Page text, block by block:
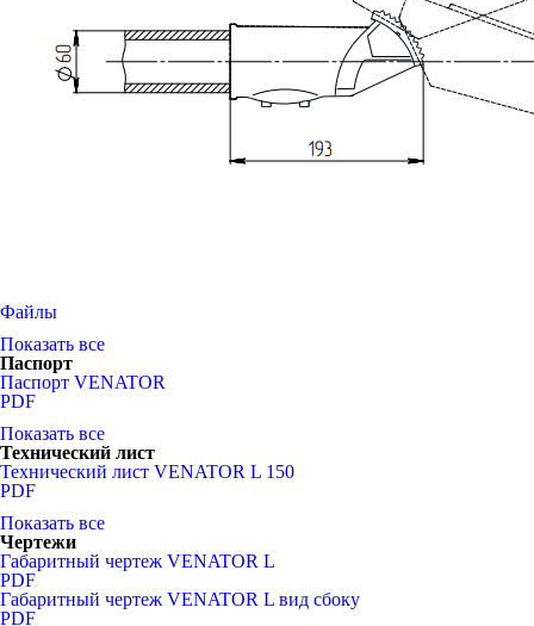
Файлы
Показать все
Паспорт
Паспорт VENATOR
PDF
Показать все
Технический лист
Технический лист VENATOR L 150
PDF
Показать все
Чертежи
Габаритный чертеж VENATOR L
PDF
Габаритный чертеж VENATOR L вид сбоку
PDF